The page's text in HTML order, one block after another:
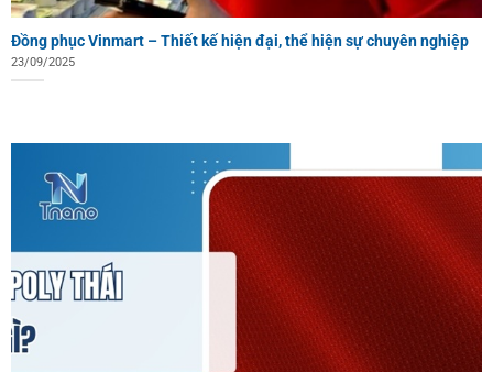
Đồng phục Vinmart – Thiết kế hiện đại, thể hiện sự chuyên nghiệp
23/09/2025